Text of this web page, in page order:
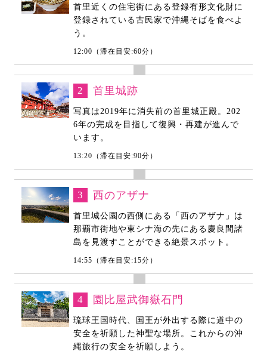
首里近くの住宅街にある登録有形文化財に
登録されている古民家で沖縄そばを食べよ
う。
12:00（滞在目安:60分）
2 首里城跡
写真は2019年に消失前の首里城正殿。202
6年の完成を目指して復興・再建が進んで
います。
13:20（滞在目安:90分）
3 西のアザナ
首里城公園の西側にある「西のアザナ」は
那覇市街地や東シナ海の先にある慶良間諸
島を見渡すことができる絶景スポット。
14:55（滞在目安:15分）
4 園比屋武御嶽石門
琉球王国時代、国王が外出する際に道中の
安全を祈願した神聖な場所。これからの沖
縄旅行の安全を祈願しよう。